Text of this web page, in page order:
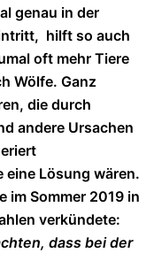
genau in der
hilft so auch
oft mehr Tiere
Wölfe. Ganz
die durch
andere Ursachen
Lösung wären.
im Sommer 2019 in
verkündete:
dass bei der